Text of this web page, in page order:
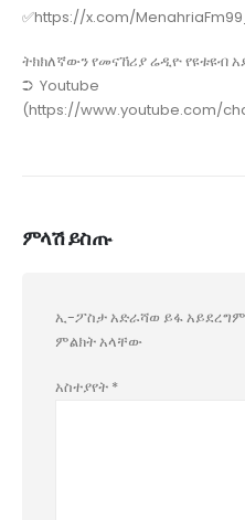
✅https://x.com/
ትክክለኛውን የመናኸሪያ ሬዲዮ የዩቱዩብ
➲ Youtube
(https://www.youtube.com/
ምላሽ ይስጡ
ኢ-ፖስታ አድራሻወ ይፋ
ምልክት አላቸው
አስተያየት *